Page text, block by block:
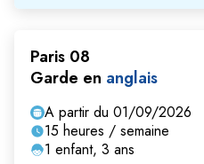
Paris 08
Garde en anglais
A partir du 01/09/2026
15 heures / semaine
1 enfant, 3 ans